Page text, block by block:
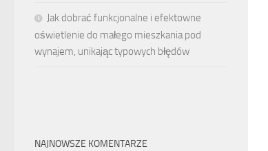
Jak dobrać funkcjonalne i efektowne
oświetlenie do małego mieszkania pod
wynajem, unikając typowych błędów
NAJNOWSZE KOMENTARZE